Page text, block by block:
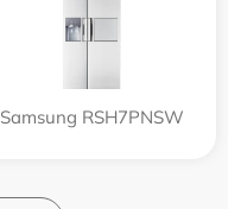
Samsung RSH7PNSW